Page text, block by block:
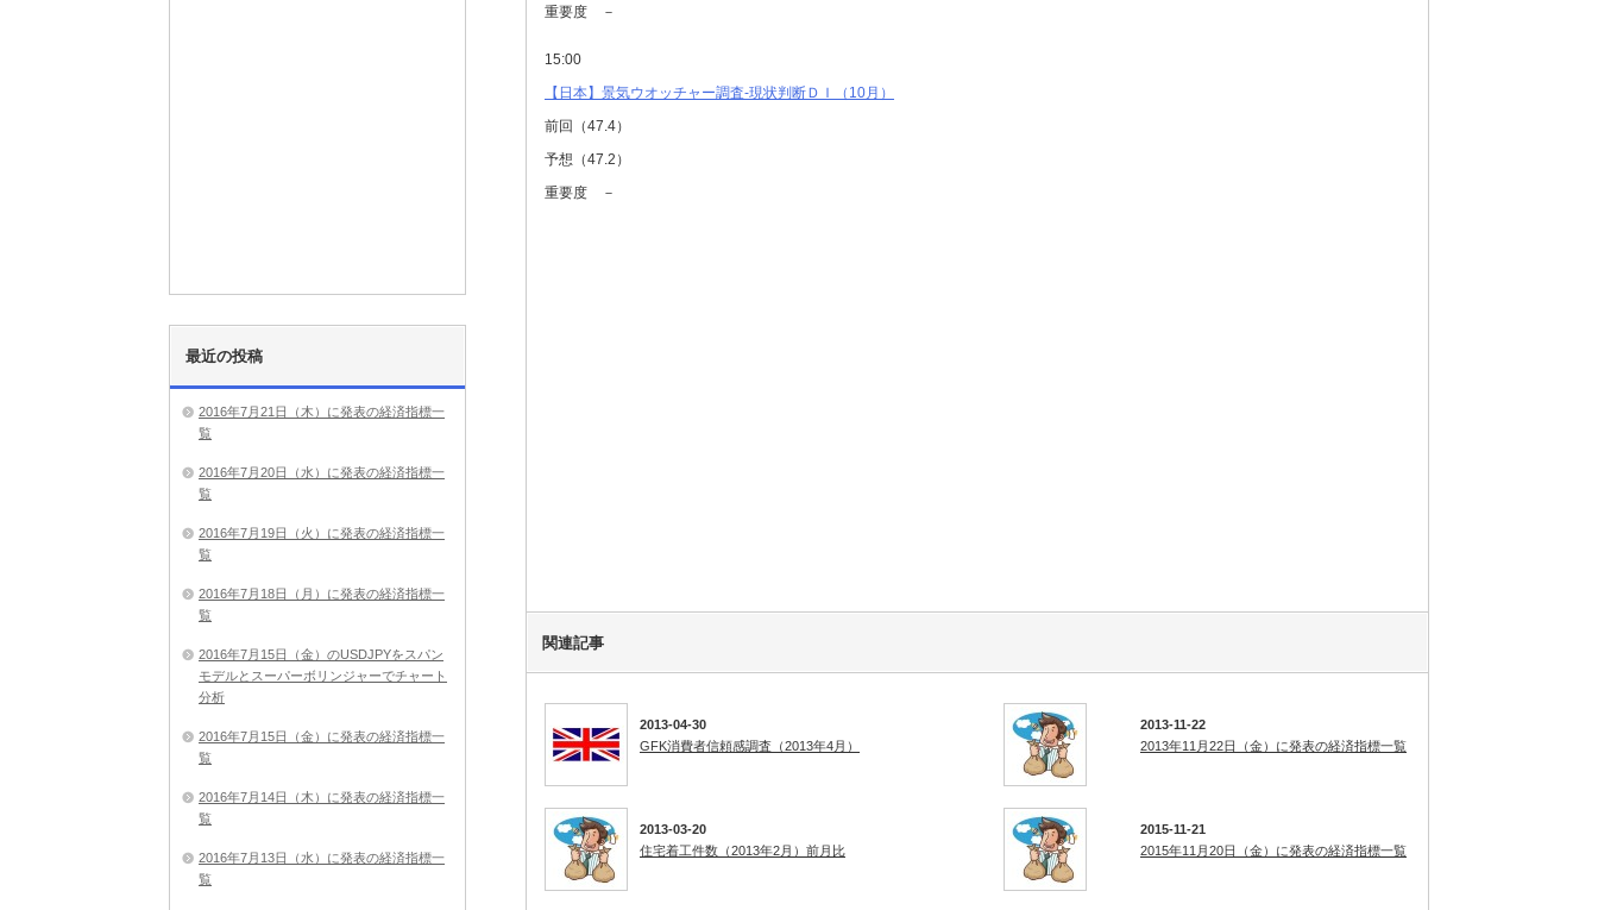
重要度 －
15:00
【日本】景気ウオッチャー調査-現状判断ＤＩ（10月）
前回（47.4）
予想（47.2）
重要度 －
関連記事
2013-04-30
GFK消費者信頼感調査（2013年4月）
2013-11-22
2013年11月22日（金）に発表の経済指標一覧
2013-03-20
住宅着工件数（2013年2月）前月比
2015-11-21
2015年11月20日（金）に発表の経済指標一覧
最近の投稿
2016年7月21日（木）に発表の経済指標一
覧
2016年7月20日（水）に発表の経済指標一
覧
2016年7月19日（火）に発表の経済指標一
覧
2016年7月18日（月）に発表の経済指標一
覧
2016年7月15日（金）のUSDJPYをスパン
モデルとスーパーボリンジャーでチャート
分析
2016年7月15日（金）に発表の経済指標一
覧
2016年7月14日（木）に発表の経済指標一
覧
2016年7月13日（水）に発表の経済指標一
覧